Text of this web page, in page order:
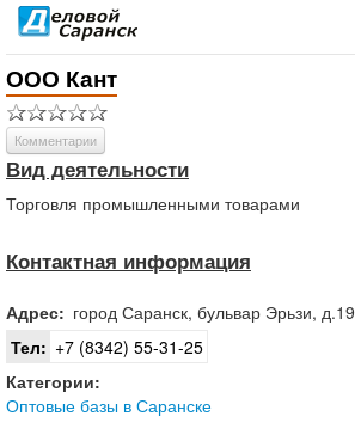
ООО Кант
Комментарии
Вид деятельности
Торговля промышленными товарами
Контактная информация
Адрес: город Саранск, бульвар Эрьзи, д.19
Тел: +7 (8342) 55-31-25
Категории:
Оптовые базы в Саранске